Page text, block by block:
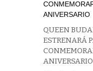
QUEEN
ESTRENARÁ
ANIVERSARIO